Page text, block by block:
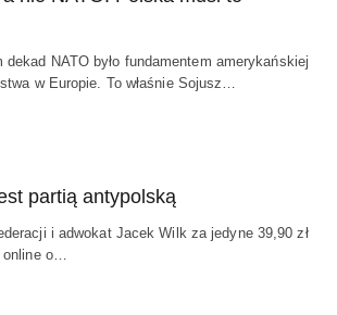
dekad NATO było fundamentem amerykańskiej
w Europie. To właśnie Sojusz…
partią antypolską
i adwokat Jacek Wilk za jedyne 39,90 zł
online o…